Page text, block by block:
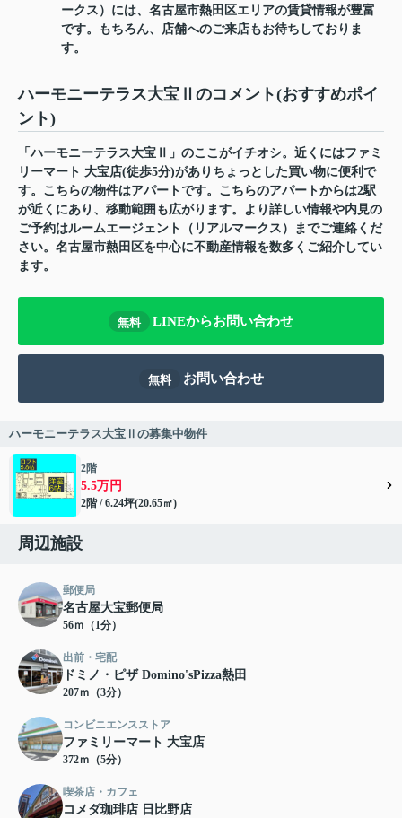
ークス）には、名古屋市熱田区エリアの賃貸情報が豊富
です。もちろん、店舗へのご来店もお待ちしておりま
す。
ハーモニーテラス大宝Ⅱのコメント(おすすめポイ
ント)
「ハーモニーテラス大宝Ⅱ」のここがイチオシ。近くにはファミ
リーマート 大宝店(徒歩5分)がありちょっとした買い物に便利で
す。こちらの物件はアパートです。こちらのアパートからは2駅
が近くにあり、移動範囲も広がります。より詳しい情報や内見の
ご予約はルームエージェント（リアルマークス）までご連絡くだ
さい。名古屋市熱田区を中心に不動産情報を数多くご紹介してい
ます。
無料 LINEからお問い合わせ
無料 お問い合わせ
ハーモニーテラス大宝Ⅱの募集中物件
2階
5.5万円
2階 / 6.24坪(20.65㎡)
周辺施設
郵便局
名古屋大宝郵便局
56ｍ（1分）
出前・宅配
ドミノ・ピザ Domino'sPizza熱田
207ｍ（3分）
コンビニエンスストア
ファミリーマート 大宝店
372ｍ（5分）
喫茶店・カフェ
コメダ珈琲店 日比野店